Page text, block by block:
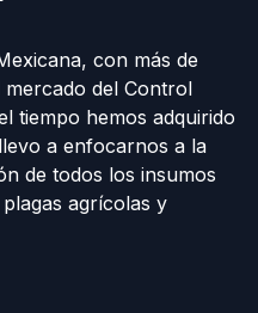
con más de
del Control
tiempo hemos adquirido
a enfocarnos a la
de todos los insumos
agrícolas y